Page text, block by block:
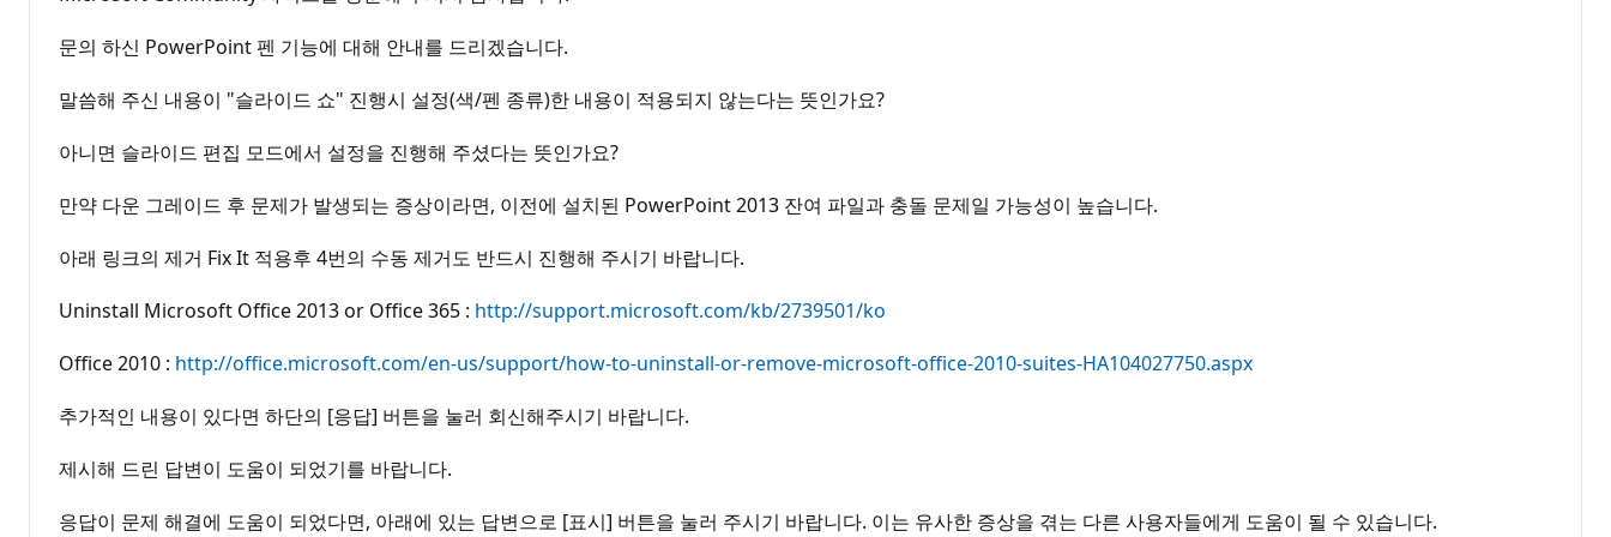
문의 하신 PowerPoint 펜 기능에 대해 안내를 드리겠습니다.
말씀해 주신 내용이 "슬라이드 쇼" 진행시 설정(색/펜 종류)한 내용이 적용되지 않는다는 뜻인가요?
아니면 슬라이드 편집 모드에서 설정을 진행해 주셨다는 뜻인가요?
만약 다운 그레이드 후 문제가 발생되는 증상이라면, 이전에 설치된 PowerPoint 2013 잔여 파일과 충돌 문제일 가능성이 높습니다.
아래 링크의 제거 Fix It 적용후 4번의 수동 제거도 반드시 진행해 주시기 바랍니다.
Uninstall Microsoft Office 2013 or Office 365 : http://support.microsoft.com/kb/2739501/ko
Office 2010 : http://office.microsoft.com/en-us/support/how-to-uninstall-or-remove-microsoft-office-2010-suites-HA104027750.aspx
추가적인 내용이 있다면 하단의 [응답] 버튼을 눌러 회신해주시기 바랍니다.
제시해 드린 답변이 도움이 되었기를 바랍니다.
응답이 문제 해결에 도움이 되었다면, 아래에 있는 답변으로 [표시] 버튼을 눌러 주시기 바랍니다. 이는 유사한 증상을 겪는 다른 사용자들에게 도움이 될 수 있습니다.